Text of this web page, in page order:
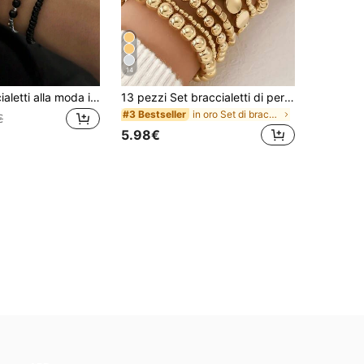
Set di 4 braccialetti alla moda in cristallo nero realizzati a mano con perline, gioielli di stile per le donne, regalo ideale per feste e vacanze
14
13 pezzi Set braccialetti di perline in CCB alla moda, braccialetti da donna con charm di cerchi geometrici e stelle
#3 Bestseller in oro Set di braccialetti da donna
5.98€